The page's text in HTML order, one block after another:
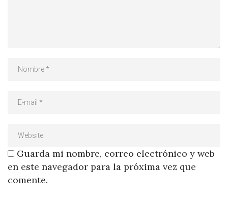
Guarda mi nombre, correo electrónico y web
en este navegador para la próxima vez que
comente.